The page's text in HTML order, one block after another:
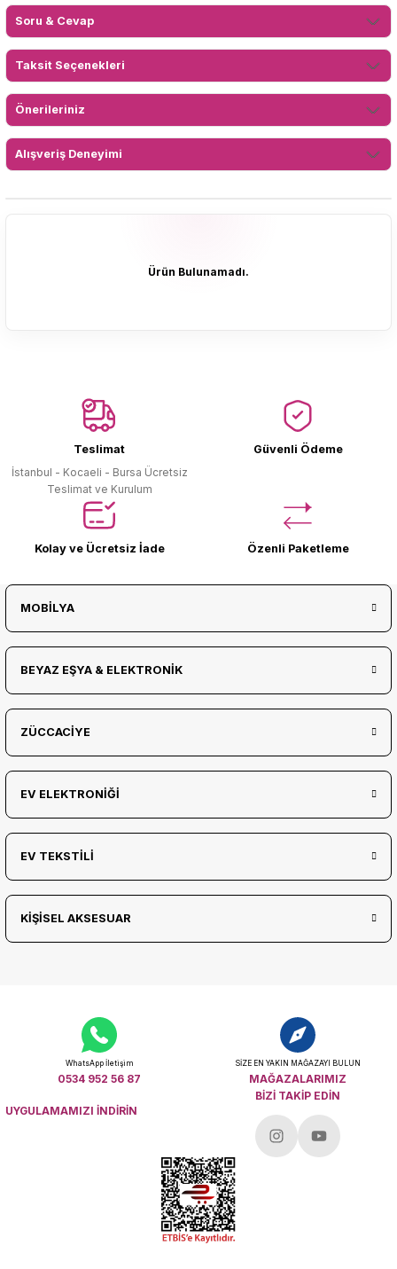
Soru & Cevap
Taksit Seçenekleri
Önerileriniz
Alışveriş Deneyimi
Ürün Bulunamadı.
Teslimat
İstanbul - Kocaeli - Bursa Ücretsiz
Teslimat ve Kurulum
Güvenli Ödeme
Kolay ve Ücretsiz İade Özenli Paketleme
MOBİLYA
BEYAZ EŞYA & ELEKTRONİK
ZÜCCACİYE
EV ELEKTRONİĞİ
EV TEKSTİLİ
KİŞİSEL AKSESUAR
WhatsApp İletişim
0534 952 56 87
SİZE EN YAKIN MAĞAZAYI BULUN
MAĞAZALARIMIZ
UYGULAMAMIZI İNDİRİN
BİZİ TAKİP EDİN